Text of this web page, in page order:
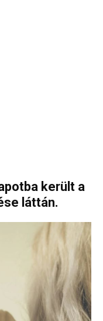
került a
láttán.